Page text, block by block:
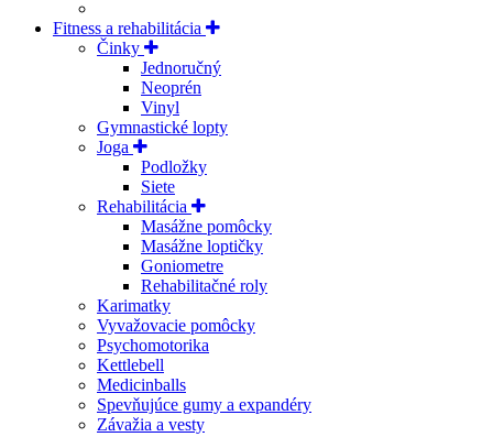
Fitness a rehabilitácia
Činky
Jednoručný
Neoprén
Vinyl
Gymnastické lopty
Joga
Podložky
Siete
Rehabilitácia
Masážne pomôcky
Masážne loptičky
Goniometre
Rehabilitačné roly
Karimatky
Vyvažovacie pomôcky
Psychomotorika
Kettlebell
Medicinballs
Spevňujúce gumy a expandéry
Závažia a vesty